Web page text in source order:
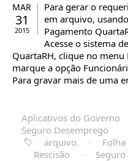
MAR
31
2015
Para gerar o
em arquivo,
Pagamento
Acesse o sistema
QuartaRH, clique no
marque a opção
Para gravar mais de uma
Aplicativos do Governo
Seguro Desemprego
arquivo
·
Rescisão
·